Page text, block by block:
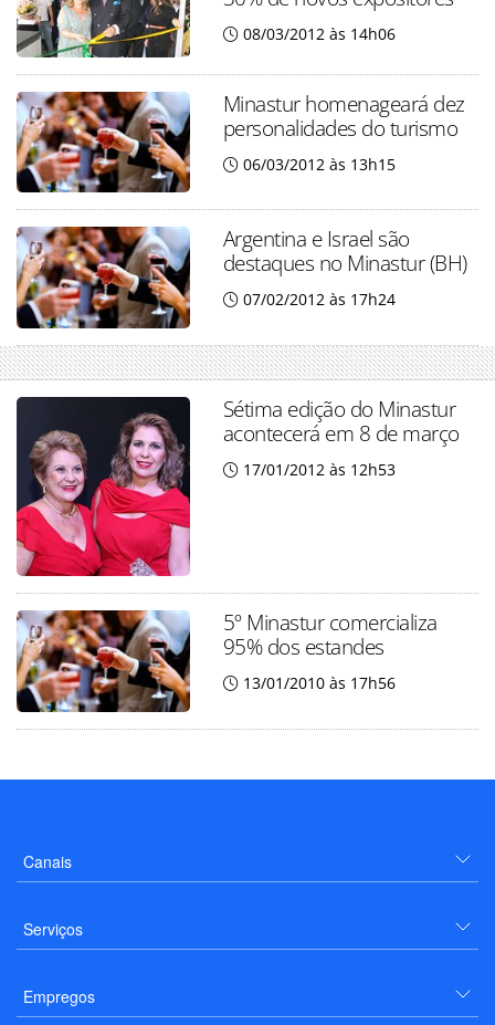
08/03/2012 às 14h06
Minastur homenageará dez
personalidades do turismo
06/03/2012 às 13h15
Argentina e Israel são
destaques no Minastur (BH)
07/02/2012 às 17h24
Sétima edição do Minastur
acontecerá em 8 de março
17/01/2012 às 12h53
5º Minastur comercializa
95% dos estandes
13/01/2010 às 17h56
Canais
Serviços
Empregos